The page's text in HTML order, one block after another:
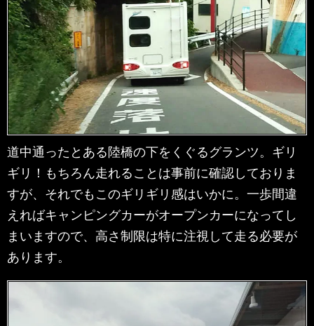
道中通ったとある陸橋の下をくぐるグランツ。ギリ
ギリ！もちろん走れることは事前に確認しておりま
すが、それでもこのギリギリ感はいかに。一歩間違
えればキャンピングカーがオープンカーになってし
まいますので、高さ制限は特に注視して走る必要が
あります。